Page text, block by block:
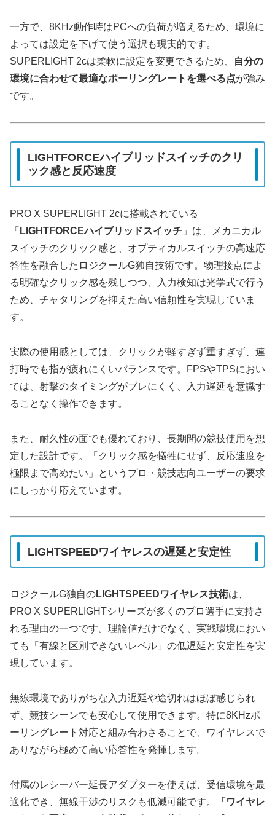
一方で、8KHz動作時はPCへの負荷が増えるため、環境に
よっては設定を下げて使う選択も現実的です。
SUPERLIGHT 2cは柔軟に設定を変更できるため、
自分の
環境に合わせて最適なポーリングレートを選べる点が強み
です。
LIGHTFORCEハイブリッドスイッチのクリ
ック感と反応速度
PRO X SUPERLIGHT 2cに搭載されている
「 LIGHTFORCEハイブリッドスイッチ 」は、メカニカル
スイッチのクリック感と、オプティカルスイッチの高速応
答性を融合したロジクールG独自技術です。物理接点によ
る明確なクリック感を残しつつ、入力検知は光学式で行う
ため、チャタリングを抑えた高い信頼性を実現していま
す。
実際の使用感としては、クリックが軽すぎず重すぎず、連
打時でも指が疲れにくいバランスです。FPSやTPSにおい
ては、射撃のタイミングがブレにくく、入力遅延を意識す
ることなく操作できます。
また、耐久性の面でも優れており、長期間の競技使用を想
定した設計です。「クリック感を犠牲にせず、反応速度を
極限まで高めたい」というプロ・競技志向ユーザーの要求
にしっかり応えています。
LIGHTSPEEDワイヤレスの遅延と安定性
ロジクールG独自のLIGHTSPEEDワイヤレス技術は、
PRO X SUPERLIGHTシリーズが多くのプロ選手に支持さ
れる理由の一つです。理論値だけでなく、実戦環境におい
ても「有線と区別できないレベル」の低遅延と安定性を実
現しています。
無線環境でありがちな入力遅延や途切れはほぼ感じられ
ず、競技シーンでも安心して使用できます。特に8KHzポ
ーリングレート対応と組み合わさることで、ワイヤレスで
ありながら極めて高い応答性を発揮します。
付属のレシーバー延長アダプターを使えば、受信環境を最
適化でき、無線干渉のリスクも低減可能です。
「ワイヤレ